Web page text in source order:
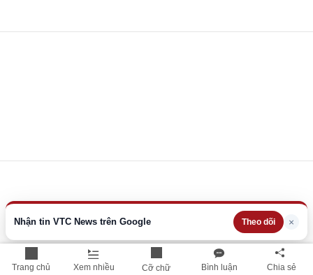
Trang chủ Xem nhiều Cỡ chữ Bình luận Chia sẻ
Nhận tin VTC News trên Google Theo dõi ×